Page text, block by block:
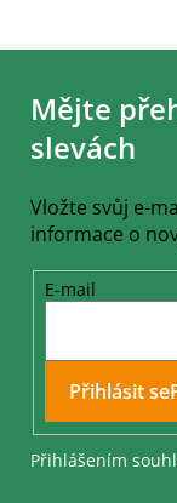
Z
Mějte
slevách
Vložte svůj e-
informace o
E-mail
Přihlášením